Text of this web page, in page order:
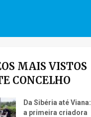
MAIS VISTOS
CONCELHO
Da Sibéria até Viana:
a primeira criadora